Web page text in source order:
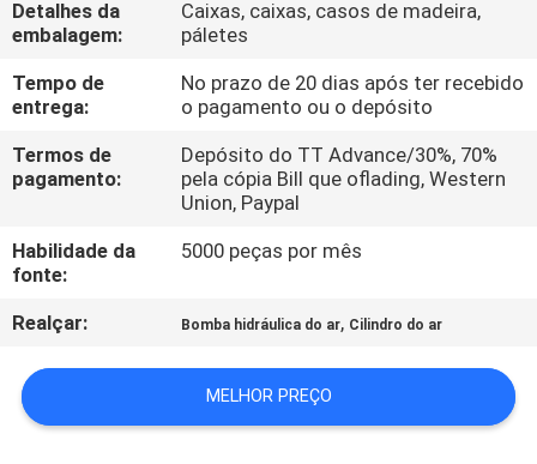
CONTACTE-
NOS
PEÇA
UMAS
CITAÇÕES
SHOW
Detalhes da
embalagem:
Caixas, caixas, casos de madeira,
páletes
Tempo de
entrega:
No prazo de 20 dias após ter recebido
o pagamento ou o depósito
Termos de
pagamento:
Depósito do TT Advance/30%, 70%
pela cópia Bill que oflading, Western
Union, Paypal
Habilidade da
fonte:
5000 peças por mês
Realçar: Bomba hidráulica do ar, Cilindro do ar
MELHOR PREÇO